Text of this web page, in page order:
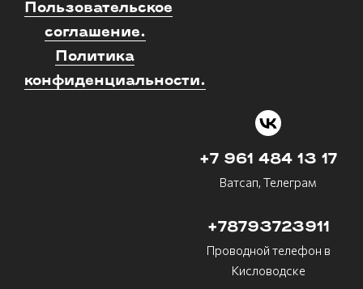
Пользовательское
соглашение.
Политика
конфиденциальности.
+7 961 484 13 17
Ватсап, Телеграм
+78793723911
Проводной телефон в
Кисловодске